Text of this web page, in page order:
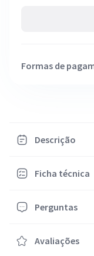
Formas de
Descrição
Ficha técnica
Perguntas
Avaliações